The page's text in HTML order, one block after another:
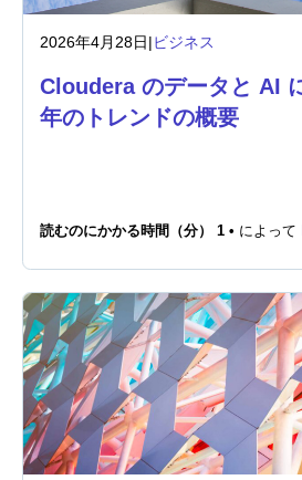
2026年4月28日|ビジネス
Cloudera のデータと AI
年のトレンドの概要
読むのにかかる時間（分） 1 • によって